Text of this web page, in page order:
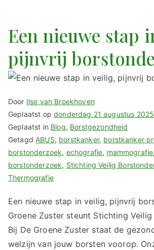
Een nieuwe stap
pijnvrij
Door Ilse van Broekhoven
Geplaatst opdonderdag 21 augustus 2025
Geplaatst in Blog, Borstgezondheid
GetagdABUS, borstkanker, borstkanker
borstonderzoek, echografie, mammografie,
borstonderzoek, Stichting Veilig
Thermografie
Een nieuwe stap in veilig, pijnvrij
Groene Zuster steunt Stichting
Bij De Groene Zuster staat de
welzijn van jouw borsten voorop.